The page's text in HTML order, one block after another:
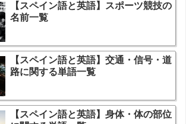
【スペイン語と英語】スポーツ競技の
名前一覧
【スペイン語と英語】交通・信号・道
路に関する単語一覧
【スペイン語と英語】身体・体の部位